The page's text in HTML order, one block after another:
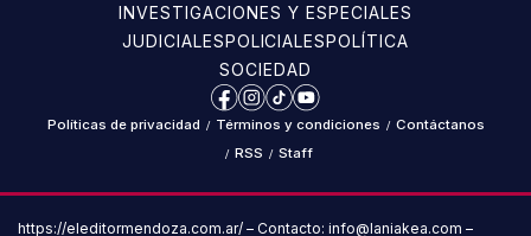
INVESTIGACIONES Y ESPECIALES
JUDICIALESPOLICIALESPOLÍTICA
SOCIEDAD
Facebook
Instagram
TikTokYouTube
Políticas de privacidad / Términos y condiciones / Contáctanos
/ RSS / Staff
https://eleditormendoza.com.ar/ – Contacto: info@laniakea.com –